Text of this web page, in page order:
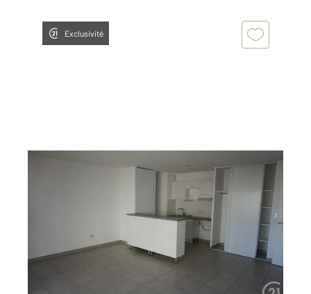
Exclusivité
CASTELNAU LE LEZ 34
Appartement F3 à louer
916,40 €
par mois charges comprises